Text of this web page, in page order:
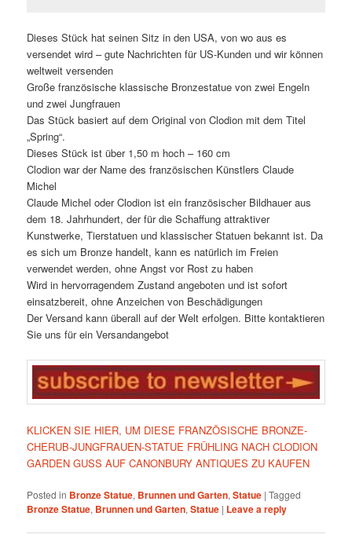
Dieses Stück hat seinen Sitz in den USA, von wo aus es
versendet wird – gute Nachrichten für US-Kunden und wir können
weltweit versenden
Große französische klassische Bronzestatue von zwei Engeln
und zwei Jungfrauen
Das Stück basiert auf dem Original von Clodion mit dem Titel
„Spring“.
Dieses Stück ist über 1,50 m hoch – 160 cm
Clodion war der Name des französischen Künstlers Claude
Michel
Claude Michel oder Clodion ist ein französischer Bildhauer aus
dem 18. Jahrhundert, der für die Schaffung attraktiver
Kunstwerke, Tierstatuen und klassischer Statuen bekannt ist. Da
es sich um Bronze handelt, kann es natürlich im Freien
verwendet werden, ohne Angst vor Rost zu haben
Wird in hervorragendem Zustand angeboten und ist sofort
einsatzbereit, ohne Anzeichen von Beschädigungen
Der Versand kann überall auf der Welt erfolgen. Bitte kontaktieren
Sie uns für ein Versandangebot
KLICKEN SIE HIER, UM DIESE FRANZÖSISCHE BRONZE-
CHERUB-JUNGFRAUEN-STATUE FRÜHLING NACH CLODION
GARDEN GUSS AUF CANONBURY ANTIQUES ZU KAUFEN
Posted in Bronze Statue, Brunnen und Garten,Statue |Tagged
Bronze Statue, Brunnen und Garten,Statue | Leave a reply